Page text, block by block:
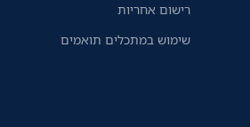
רישום אחריות
שימוש במתכלים תואמים